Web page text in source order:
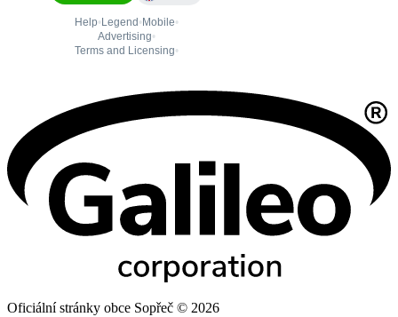
Oficiální stránky obce Sopřeč © 2026